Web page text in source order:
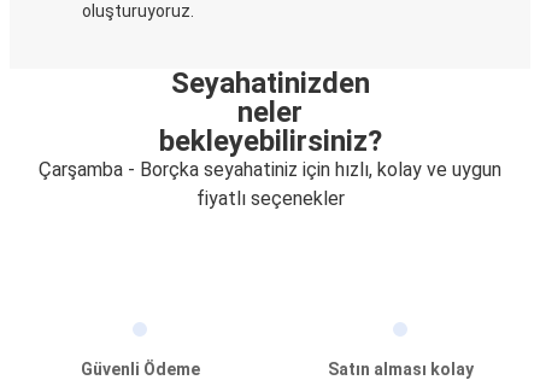
oluşturuyoruz.
Seyahatinizden
neler
bekleyebilirsiniz?
Çarşamba - Borçka seyahatiniz için hızlı, kolay ve uygun
fiyatlı seçenekler
Güvenli Ödeme
Satın alması kolay